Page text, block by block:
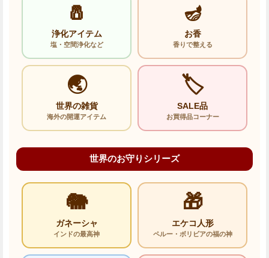
🧂
浄化アイテム
塩・空間浄化など
🪔
お香
香りで整える
🌏
世界の雑貨
海外の開運アイテム
🏷️
SALE品
お買得品コーナー
世界のお守りシリーズ
🐘
ガネーシャ
インドの最高神
🎁
エケコ人形
ペルー・ボリビアの福の神